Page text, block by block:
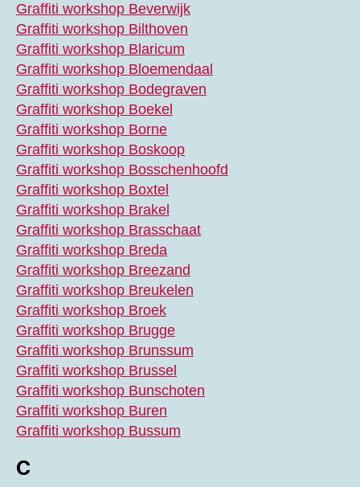
Graffiti workshop Beverwijk
Graffiti workshop Bilthoven
Graffiti workshop Blaricum
Graffiti workshop Bloemendaal
Graffiti workshop Bodegraven
Graffiti workshop Boekel
Graffiti workshop Borne
Graffiti workshop Boskoop
Graffiti workshop Bosschenhoofd
Graffiti workshop Boxtel
Graffiti workshop Brakel
Graffiti workshop Brasschaat
Graffiti workshop Breda
Graffiti workshop Breezand
Graffiti workshop Breukelen
Graffiti workshop Broek
Graffiti workshop Brugge
Graffiti workshop Brunssum
Graffiti workshop Brussel
Graffiti workshop Bunschoten
Graffiti workshop Buren
Graffiti workshop Bussum
C